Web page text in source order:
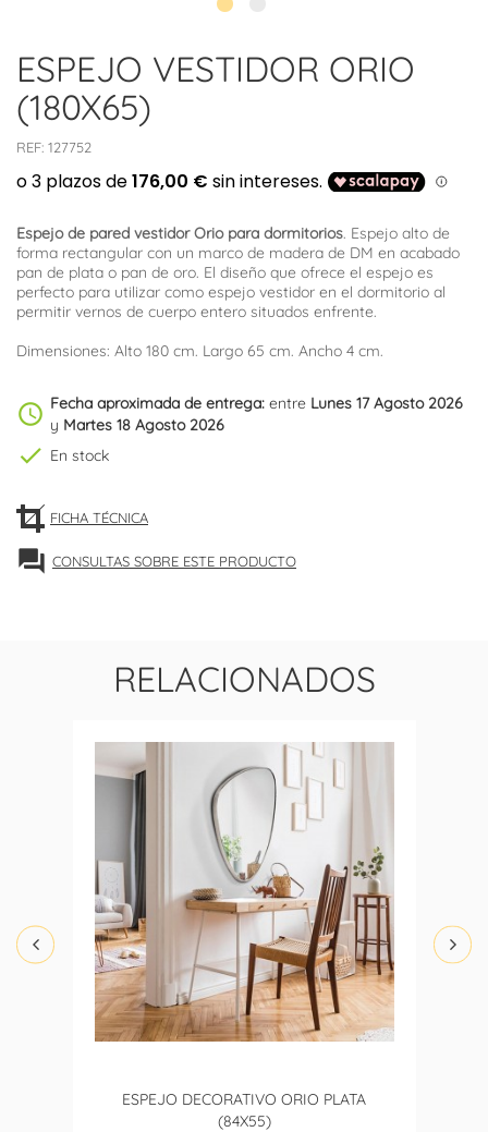
ESPEJO VESTIDOR ORIO
(180X65)
REF: 127752
Espejo de pared vestidor Orio para dormitorios. Espejo alto de
forma rectangular con un marco de madera de DM en acabado
pan de plata o pan de oro. El diseño que ofrece el espejo es
perfecto para utilizar como espejo vestidor en el dormitorio al
permitir vernos de cuerpo entero situados enfrente.
Dimensiones: Alto 180 cm. Largo 65 cm. Ancho 4 cm.
schedule Fecha aproximada de entrega: entre Lunes 17 Agosto 2026
y Martes 18 Agosto 2026
check En stock
FICHA TÉCNICA
forum CONSULTAS SOBRE ESTE PRODUCTO
RELACIONADOS
ESPEJO DECORATIVO ORIO PLATA
(84X55)